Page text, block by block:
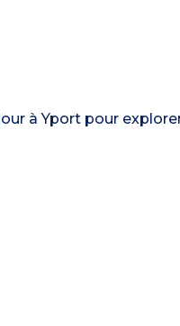
à Yport pour